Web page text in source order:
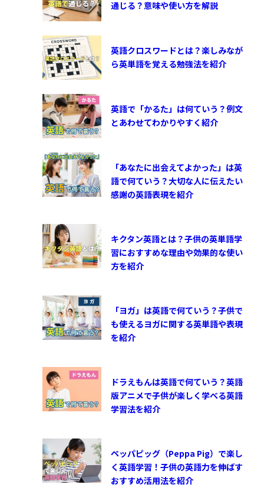
通じる？意味や使い方を解説
英語クロスワードとは？楽しみなが
ら英単語を覚える勉強法を紹介
英語で「かるた」は何ていう？例文
とあわせてわかりやすく紹介
「あなたに出会えてよかった」は英
語で何ていう？大切な人に伝えたい
感謝の英語表現を紹介
キクタン英語とは？子供の英単語学
習におすすめな理由や効果的な使い
方を紹介
「ヨガ」は英語で何ていう？子供で
も使えるヨガに関する英単語や表現
を紹介
ドラえもんは英語で何ていう？英語
版アニメで子供が楽しく学べる英語
学習法を紹介
ペッパピッグ（Peppa Pig）で楽し
く英語学習！子供の英語力を伸ばす
おすすめ活用法を紹介